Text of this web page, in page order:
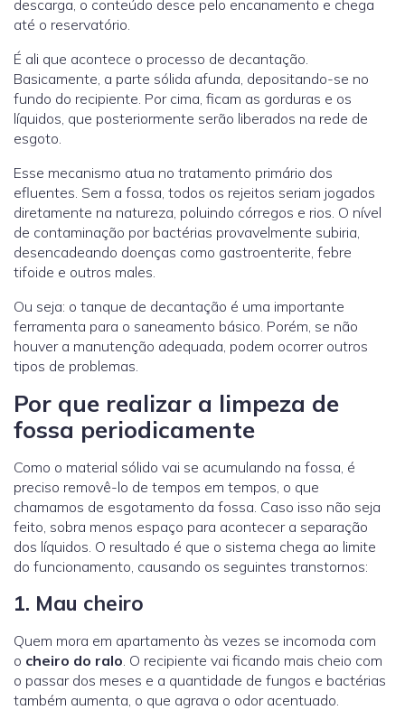
descarga, o conteúdo desce pelo encanamento e chega
até o reservatório.
É ali que acontece o processo de decantação.
Basicamente, a parte sólida afunda, depositando-se no
fundo do recipiente. Por cima, ficam as gorduras e os
líquidos, que posteriormente serão liberados na rede de
esgoto.
Esse mecanismo atua no tratamento primário dos
efluentes. Sem a fossa, todos os rejeitos seriam jogados
diretamente na natureza, poluindo córregos e rios. O nível
de contaminação por bactérias provavelmente subiria,
desencadeando doenças como gastroenterite, febre
tifoide e outros males.
Ou seja: o tanque de decantação é uma importante
ferramenta para o saneamento básico. Porém, se não
houver a manutenção adequada, podem ocorrer outros
tipos de problemas.
Por que realizar a limpeza de
fossa periodicamente
Como o material sólido vai se acumulando na fossa, é
preciso removê-lo de tempos em tempos, o que
chamamos de esgotamento da fossa. Caso isso não seja
feito, sobra menos espaço para acontecer a separação
dos líquidos. O resultado é que o sistema chega ao limite
do funcionamento, causando os seguintes transtornos:
1. Mau cheiro
Quem mora em apartamento às vezes se incomoda com
o cheiro do ralo . O recipiente vai ficando mais cheio com
o passar dos meses e a quantidade de fungos e bactérias
também aumenta, o que agrava o odor acentuado.